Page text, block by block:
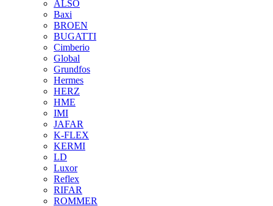
ALSO
Baxi
BROEN
BUGATTI
Cimberio
Global
Grundfos
Hermes
HERZ
HME
IMI
JAFAR
K-FLEX
KERMI
LD
Luxor
Reflex
RIFAR
ROMMER